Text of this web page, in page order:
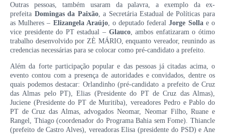
Outras pessoas, também usaram da palavra, a exemplo da ex-
prefeita Domingas da Paixão, a Secretária Estadual de Políticas para
as Mulheres – Elizangela Araújo, o deputado federalJorge Sollae o
vice presidente do PT estadual – Glauco, ambos enfatizaram o ótimo
trabalho desenvolvido por ZÈ MÁRIO, enquanto vereador, reunindo as
credencias necessárias para se colocar como pré-candidato a prefeito.
Além da forte participação popular e das pessoas já citadas acima, o
evento contou com a presença de autoridades e convidados, dentre os
quais podemos destacar: Orlandinho (pré-candidato a prefeito de Cruz
das Almas pelo PT), Elias (Presidente do PT de Cruz das Almas),
Juciene (Presidente do PT de Muritiba), vereadores Pedro e Pablo do
PT de Cruz das Almas, advogados Neomar, Neomar Filho, Ruane e
Rangel, Thiago (coordenador do Programa Bahia sem Fome). Thiancle
(prefeito de Castro Alves), vereadoras Elisa (presidente do PSD) e Ane